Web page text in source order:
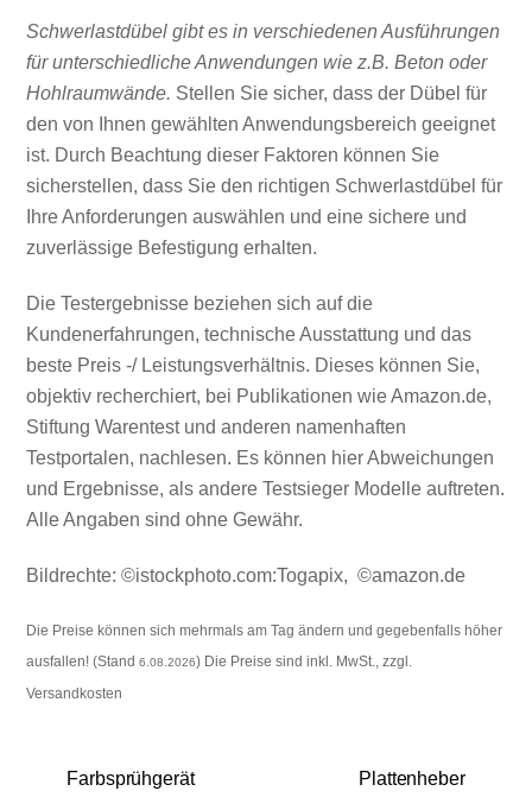
Schwerlastdübel gibt es in verschiedenen Ausführungen
für unterschiedliche Anwendungen wie z.B. Beton oder
Hohlraumwände. Stellen Sie sicher, dass der Dübel für
den von Ihnen gewählten Anwendungsbereich geeignet
ist. Durch Beachtung dieser Faktoren können Sie
sicherstellen, dass Sie den richtigen Schwerlastdübel für
Ihre Anforderungen auswählen und eine sichere und
zuverlässige Befestigung erhalten.
Die Testergebnisse beziehen sich auf die
Kundenerfahrungen, technische Ausstattung und das
beste Preis -/ Leistungsverhältnis. Dieses können Sie,
objektiv recherchiert, bei Publikationen wie Amazon.de,
Stiftung Warentest und anderen namenhaften
Testportalen, nachlesen. Es können hier Abweichungen
und Ergebnisse, als andere Testsieger Modelle auftreten.
Alle Angaben sind ohne Gewähr.
Bildrechte: ©istockphoto.com:Togapix, ©amazon.de
Die Preise können sich mehrmals am Tag ändern und gegebenfalls höher
ausfallen! (Stand6.08.2026) Die Preise sind inkl. MwSt., zzgl.
Versandkosten
Farbsprühgerät Plattenheber